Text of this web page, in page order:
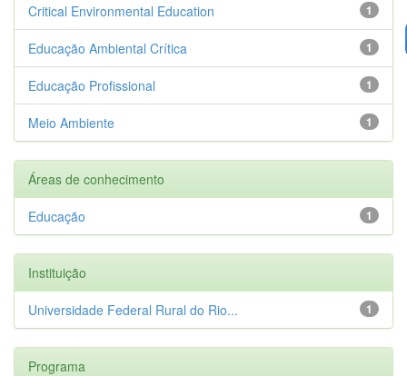
1
Critical Environmental Education
1
Educação Ambiental Crítica
1
Educação Profissional
1
Meio Ambiente
Áreas de conhecimento
1
Educação
Instituição
1
Universidade Federal Rural do Rio...
Programa